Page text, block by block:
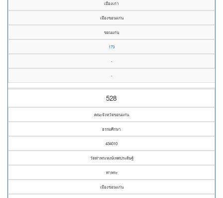
เมืองเก่า
เมืองขอนแก่น
ขอนแก่น
179
-
-
528
คณะจังหวัดขอนแก่น
ธรรมศึกษา
434010
วัดท่าพระหงษ์เทศประดิษฐ์
ท่าพระ
เมืองขอนแก่น